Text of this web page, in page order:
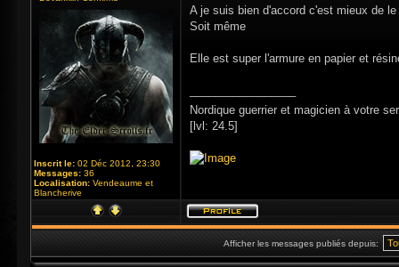
Inscrit le: 02 Déc 2012, 23:30
Messages: 36
Localisation: Vendeaume et
Blancherive
A je suis bien d'accord c'est mieux de
Soit même
Elle est super l'armure en papier et
Nordique guerrier et magicien à votre
[lvl: 24.5]
Afficher les messages publiés depuis: